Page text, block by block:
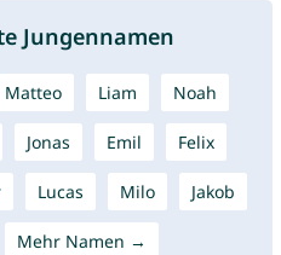
Jungennamen
Matteo Liam Noah
Jonas Emil Felix
Lucas Milo Jakob
Mehr Namen →